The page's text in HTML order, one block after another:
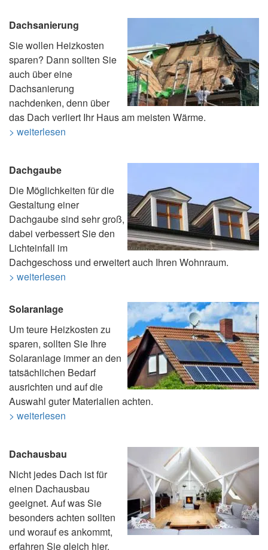
Dachsanierung
Sie wollen Heizkosten
sparen? Dann sollten Sie
auch über eine
Dachsanierung
nachdenken, denn über
das Dach verliert Ihr Haus am meisten Wärme.
> weiterlesen
Dachgaube
Die Möglichkeiten für die
Gestaltung einer
Dachgaube sind sehr groß,
dabei verbessert Sie den
Lichteinfall im
Dachgeschoss und erweitert auch Ihren Wohnraum.
> weiterlesen
Solaranlage
Um teure Heizkosten zu
sparen, sollten Sie Ihre
Solaranlage immer an den
tatsächlichen Bedarf
ausrichten und auf die
Auswahl guter Materialien achten.
> weiterlesen
Dachausbau
Nicht jedes Dach ist für
einen Dachausbau
geeignet. Auf was Sie
besonders achten sollten
und worauf es ankommt,
erfahren Sie gleich hier.